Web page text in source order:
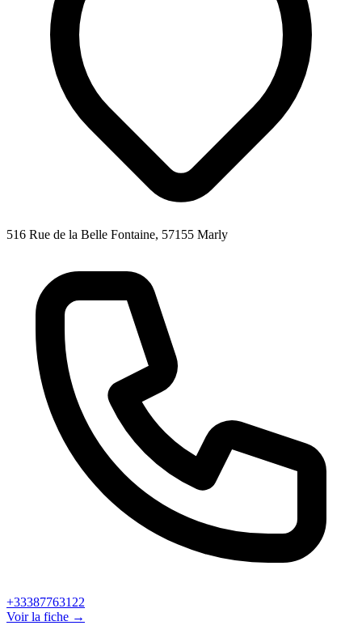
516 Rue de la Belle Fontaine, 57155 Marly
+33387763122
Voir la fiche →